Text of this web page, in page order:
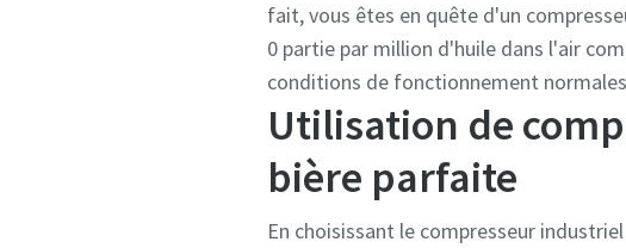
fait, vous êtes en quête d'un
0 partie par million d'huile dans l'air
conditions de fonctionnement
Utilisation de
bière parfaite
En choisissant le compresseur